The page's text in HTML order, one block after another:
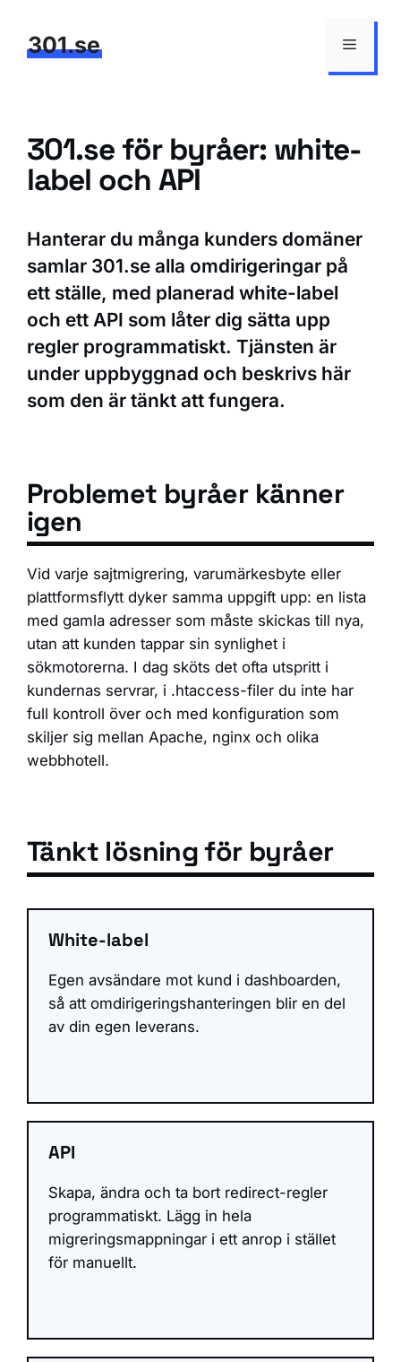
innehåll
301.se Meny
301.se för byråer: white-
label och API
Hanterar du många kunders domäner
samlar 301.se alla omdirigeringar på
ett ställe, med planerad white-label
och ett API som låter dig sätta upp
regler programmatiskt. Tjänsten är
under uppbyggnad och beskrivs här
som den är tänkt att fungera.
Problemet byråer känner
igen
Vid varje sajtmigrering, varumärkesbyte eller
plattformsflytt dyker samma uppgift upp: en lista
med gamla adresser som måste skickas till nya,
utan att kunden tappar sin synlighet i
sökmotorerna. I dag sköts det ofta utspritt i
kundernas servrar, i .htaccess-filer du inte har
full kontroll över och med konfiguration som
skiljer sig mellan Apache, nginx och olika
webbhotell.
Tänkt lösning för byråer
White-label
Egen avsändare mot kund i dashboarden,
så att omdirigeringshanteringen blir en del
av din egen leverans.
API
Skapa, ändra och ta bort redirect-regler
programmatiskt. Lägg in hela
migreringsmappningar i ett anrop i stället
för manuellt.